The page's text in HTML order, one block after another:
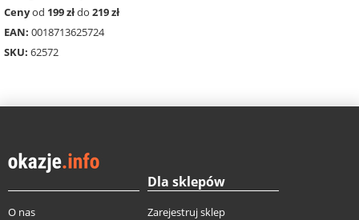
Cenyod 199 złdo 219 zł
EAN: 0018713625724
SKU: 62572
O nas
Dla sklepów
Zarejestruj sklep